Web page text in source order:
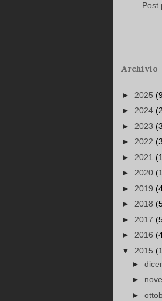
Post
Archivio
► 2025
► 2024
► 2023
► 2022
► 2021
► 2020
► 2019
► 2018
► 2017
► 2016
▼ 2015
►
►
►